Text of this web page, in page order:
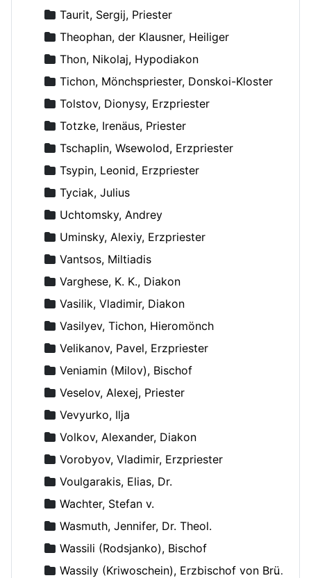
Taurit, Sergij, Priester
Theophan, der Klausner, Heiliger
Thon, Nikolaj, Hypodiakon
Tichon, Mönchspriester, Donskoi-Kloster
Tolstov, Dionysy, Erzpriester
Totzke, Irenäus, Priester
Tschaplin, Wsewolod, Erzpriester
Tsypin, Leonid, Erzpriester
Tyciak, Julius
Uchtomsky, Andrey
Uminsky, Alexiy, Erzpriester
Vantsos, Miltiadis
Varghese, K. K., Diakon
Vasilik, Vladimir, Diakon
Vasilyev, Tichon, Hieromönch
Velikanov, Pavel, Erzpriester
Veniamin (Milov), Bischof
Veselov, Alexej, Priester
Vevyurko, Ilja
Volkov, Alexander, Diakon
Vorobyov, Vladimir, Erzpriester
Voulgarakis, Elias, Dr.
Wachter, Stefan v.
Wasmuth, Jennifer, Dr. Theol.
Wassili (Rodsjanko), Bischof
Wassily (Kriwoschein), Erzbischof von Brüssel